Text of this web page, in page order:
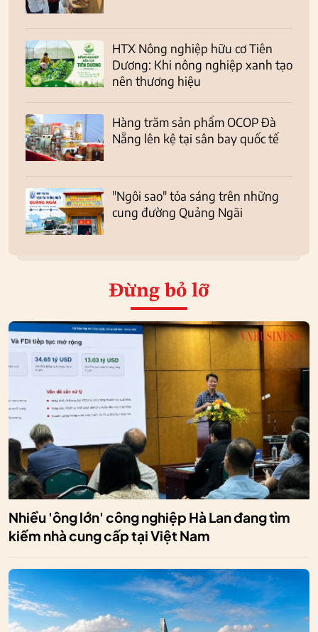
HTX Nông nghiệp hữu cơ Tiên
Dương: Khi nông nghiệp xanh tạo
nên thương hiệu
Hàng trăm sản phẩm OCOP Đà
Nẵng lên kệ tại sân bay quốc tế
"Ngôi sao" tỏa sáng trên những
cung đường Quảng Ngãi
Đừng bỏ lỡ
Nhiều 'ông lớn' công nghiệp Hà Lan đang tìm
kiếm nhà cung cấp tại Việt Nam